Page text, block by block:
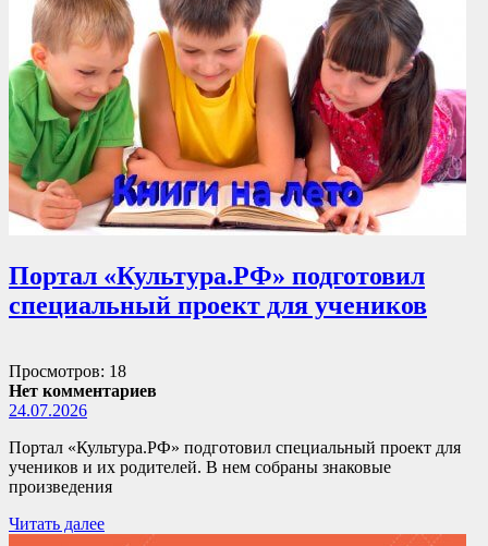
Портал «Культура.РФ» подготовил
специальный проект для учеников
Просмотров: 18
Нет комментариев
24.07.2026
Портал «Культура.РФ» подготовил специальный проект для
учеников и их родителей. В нем собраны знаковые
произведения
Читать далее